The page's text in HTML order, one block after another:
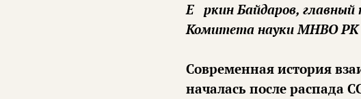
Еркин Байдаров, главный научный сотрудник Института востоковедения
Комитета науки МНВО РК
Современная история
началась после распада